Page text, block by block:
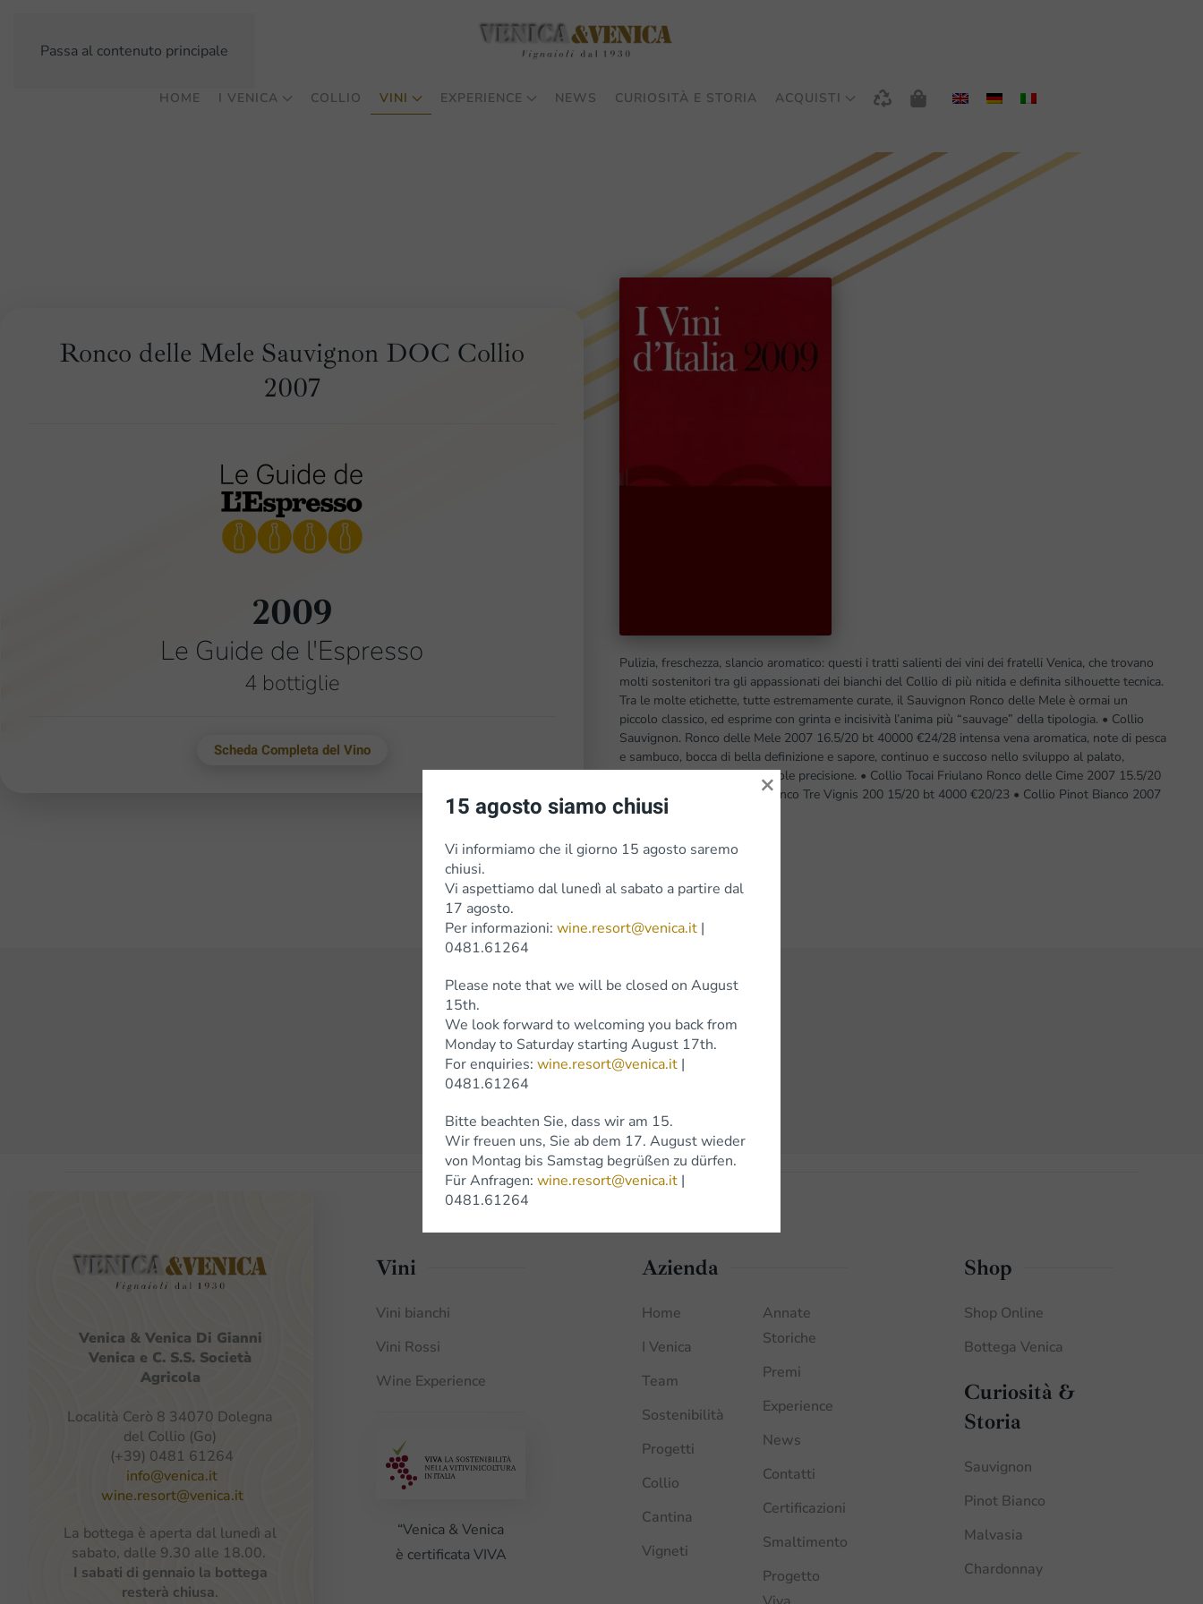
Passa al contenuto principale
HOME I VENICA COLLIO VINI EXPERIENCE NEWS CURIOSITÀ E STORIA ACQUISTI
Ronco delle Mele Sauvignon DOC Collio
2007
2009
Le Guide de l'Espresso
4 bottiglie
Scheda Completa del Vino
Pulizia, freschezza, slancio aromatico: questi i tratti salienti dei vini dei fratelli Venica, che trovano
molti sostenitori tra gli appassionati dei bianchi del Collio di più nitida e definita silhouette tecnica.
Tra le molte etichette, tutte estremamente curate, il Sauvignon Ronco delle Mele è ormai un
piccolo classico, ed esprime con grinta e incisività l’anima più “sauvage” della tipologia. • Collio
Sauvignon. Ronco delle Mele 2007 16.5/20 bt 40000 €24/28 intensa vena aromatica, note di pesca
e sambuco, bocca di bella definizione e sapore, continuo e succoso nello sviluppo al palato,
intrigante, lungo, di ammirevole precisione. • Collio Tocai Friulano Ronco delle Cime 2007 15.5/20
bt 20000 €16/18 • Collio Bianco Tre Vignis 200 15/20 bt 4000 €20/23 • Collio Pinot Bianco 2007
14/20 bt 13000 €13/1
Vedi tutti i premi
Precedenti Successivi
Venica & Venica Di Gianni
Venica e C. S.S. Società
Agricola
Località Cerò 8 34070 Dolegna
del Collio (Go)
(+39) 0481 61264
info@venica.it
wine.resort@venica.it
La bottega è aperta dal lunedì al
sabato, dalle 9.30 alle 18.00.
I sabati di gennaio la bottega
resterà chiusa.
Vini
Vini bianchi
Vini Rossi
Wine Experience
“Venica & Venica
è certificata VIVA
Azienda
Home
I Venica
Team
Sostenibilità
Progetti
Collio
Cantina
Vigneti
Annate
Storiche
Premi
Experience
News
Contatti
Certificazioni
Smaltimento
Progetto
Shop
Shop Online
Bottega Venica
Curiosità &
Storia
Sauvignon
Pinot Bianco
Malvasia
Chardonnay
15 agosto siamo chiusi
Vi informiamo che il giorno 15 agosto saremo
chiusi.
Vi aspettiamo dal lunedì al sabato a partire dal
17 agosto.
Per informazioni: wine.resort@venica.it |
0481.61264
Please note that we will be closed on August
15th.
We look forward to welcoming you back from
Monday to Saturday starting August 17th.
For enquiries: wine.resort@venica.it |
0481.61264
Bitte beachten Sie, dass wir am 15.
Wir freuen uns, Sie ab dem 17. August wieder
von Montag bis Samstag begrüßen zu dürfen.
Für Anfragen: wine.resort@venica.it |
0481.61264
×